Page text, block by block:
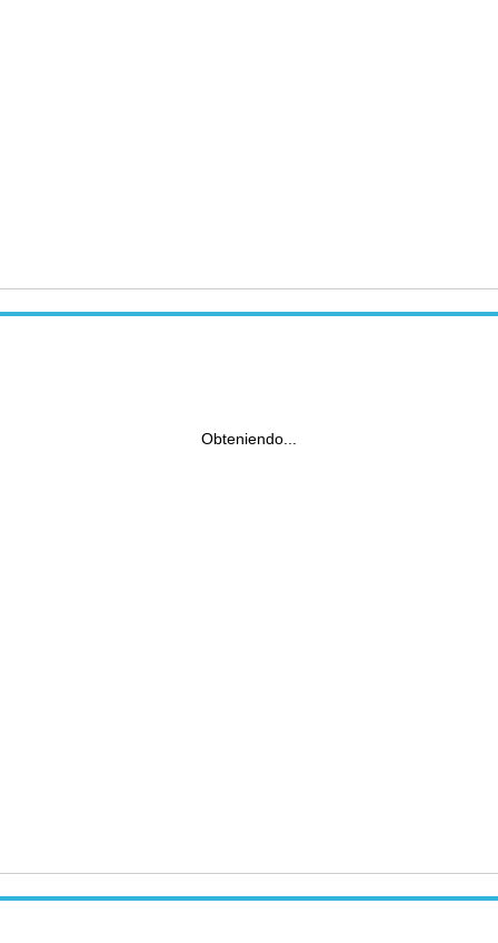
Obteniendo...